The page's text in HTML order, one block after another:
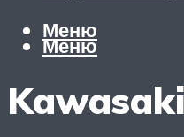
Меню
Меню